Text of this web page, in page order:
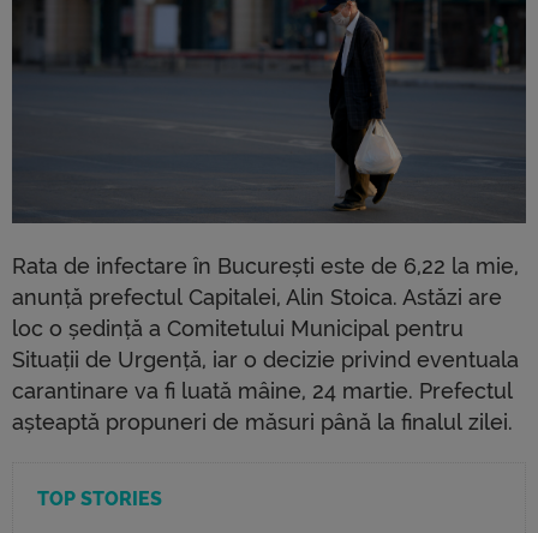
Rata de infectare în București este de 6,22 la mie,
anunță prefectul Capitalei, Alin Stoica. Astăzi are
loc o ședință a Comitetului Municipal pentru
Situații de Urgență, iar o decizie privind eventuala
carantinare va fi luată mâine, 24 martie. Prefectul
așteaptă propuneri de măsuri până la finalul zilei.
TOP STORIES